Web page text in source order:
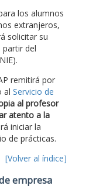
los alumnos
extranjeros,
solicitar su
partir del
remitirá por
al Servicio de
al profesor
atento a la
iniciar la
de prácticas.
[Volver al índice]
empresa